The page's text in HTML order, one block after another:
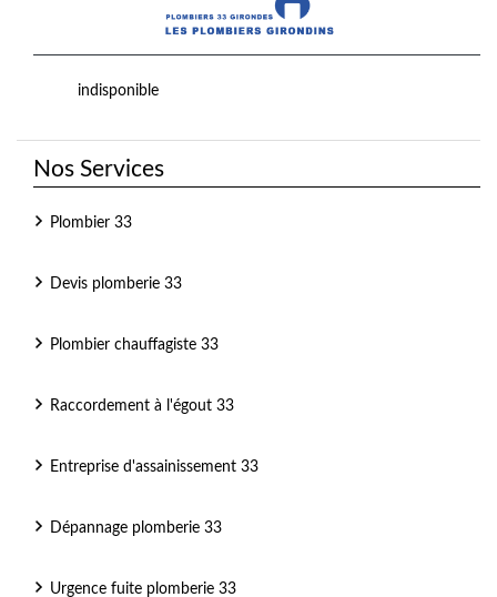
indisponible
Nos Services
Plombier 33
Devis plomberie 33
Plombier chauffagiste 33
Raccordement à l'égout 33
Entreprise d'assainissement 33
Dépannage plomberie 33
Urgence fuite plomberie 33